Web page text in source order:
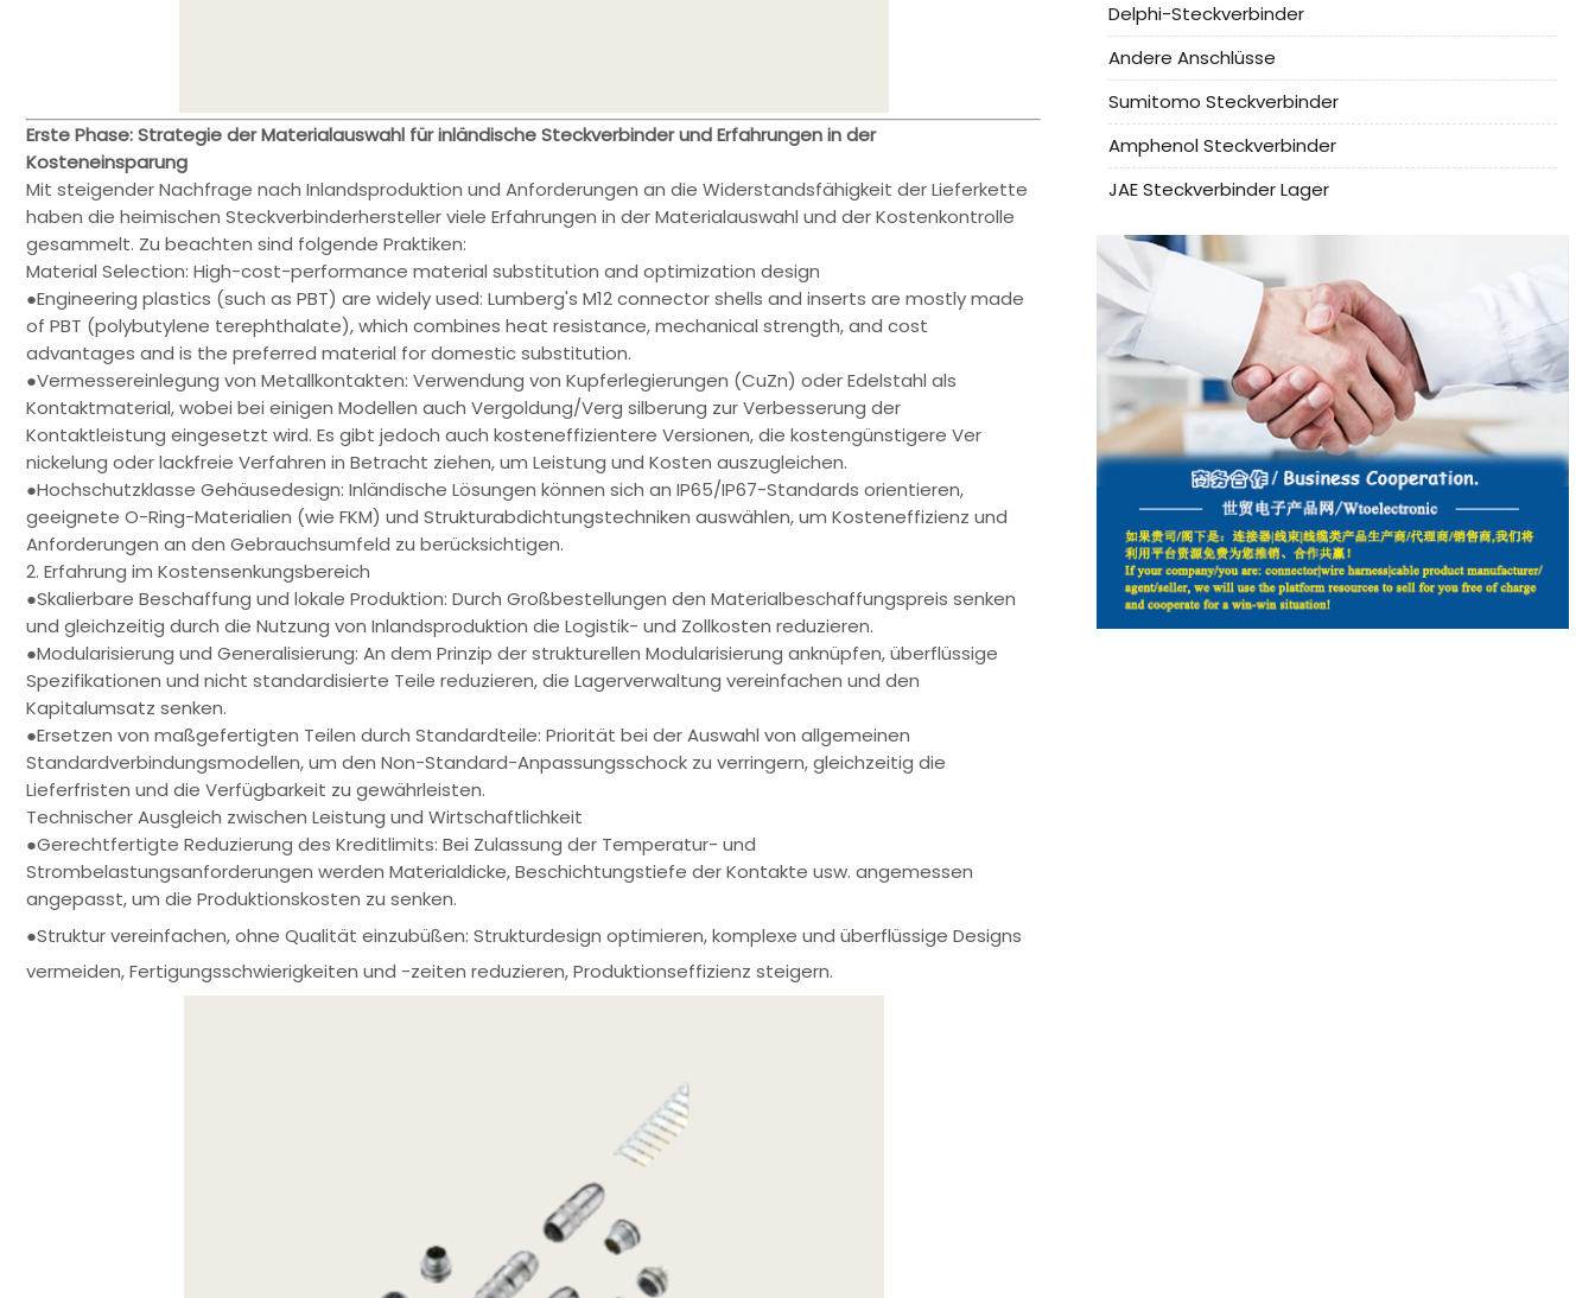
Erste Phase: Strategie der Materialauswahl für inländische Steckverbinder und Erfahrungen in der
Kosteneinsparung
Mit steigender Nachfrage nach Inlandsproduktion und Anforderungen an die Widerstandsfähigkeit der Lieferkette
haben die heimischen Steckverbinderhersteller viele Erfahrungen in der Materialauswahl und der Kostenkontrolle
gesammelt. Zu beachten sind folgende Praktiken:
Material Selection: High-cost-performance material substitution and optimization design
●Engineering plastics (such as PBT) are widely used: Lumberg's M12 connector shells and inserts are mostly made
of PBT (polybutylene terephthalate), which combines heat resistance, mechanical strength, and cost
advantages and is the preferred material for domestic substitution.
●Vermessereinlegung von Metallkontakten: Verwendung von Kupferlegierungen (CuZn) oder Edelstahl als
Kontaktmaterial, wobei bei einigen Modellen auch Vergoldung/Verg silberung zur Verbesserung der
Kontaktleistung eingesetzt wird. Es gibt jedoch auch kosteneffizientere Versionen, die kostengünstigere Ver
nickelung oder lackfreie Verfahren in Betracht ziehen, um Leistung und Kosten auszugleichen.
●Hochschutzklasse Gehäusedesign: Inländische Lösungen können sich an IP65/IP67-Standards orientieren,
geeignete O-Ring-Materialien (wie FKM) und Strukturabdichtungstechniken auswählen, um Kosteneffizienz und
Anforderungen an den Gebrauchsumfeld zu berücksichtigen.
2. Erfahrung im Kostensenkungsbereich
●Skalierbare Beschaffung und lokale Produktion: Durch Großbestellungen den Materialbeschaffungspreis senken
und gleichzeitig durch die Nutzung von Inlandsproduktion die Logistik- und Zollkosten reduzieren.
●Modularisierung und Generalisierung: An dem Prinzip der strukturellen Modularisierung anknüpfen, überflüssige
Spezifikationen und nicht standardisierte Teile reduzieren, die Lagerverwaltung vereinfachen und den
Kapitalumsatz senken.
●Ersetzen von maßgefertigten Teilen durch Standardteile: Priorität bei der Auswahl von allgemeinen
Standardverbindungsmodellen, um den Non-Standard-Anpassungsschock zu verringern, gleichzeitig die
Lieferfristen und die Verfügbarkeit zu gewährleisten.
Technischer Ausgleich zwischen Leistung und Wirtschaftlichkeit
●Gerechtfertigte Reduzierung des Kreditlimits: Bei Zulassung der Temperatur- und
Strombelastungsanforderungen werden Materialdicke, Beschichtungstiefe der Kontakte usw. angemessen
angepasst, um die Produktionskosten zu senken.
●Struktur vereinfachen, ohne Qualität einzubüßen: Strukturdesign optimieren, komplexe und überflüssige Designs
vermeiden, Fertigungsschwierigkeiten und -zeiten reduzieren, Produktionseffizienz steigern.
Delphi-Steckverbinder
Andere Anschlüsse
Sumitomo Steckverbinder
Amphenol Steckverbinder
JAE Steckverbinder Lager